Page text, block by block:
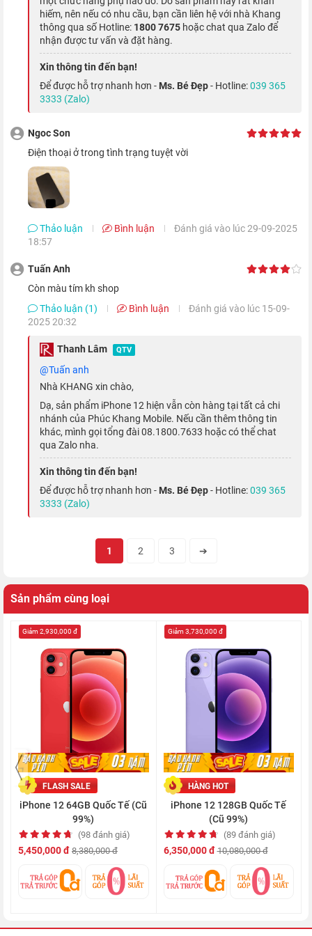
Năm ngoái, cụm camera của iPhone 11 đã nhận được rất
nhiều lời khen nhờ khả năng chụp đêm tốt. Đến iPhone 12
được tăng thêm 27%. Vì vậy, dù bạn chụp hình hay quay video
Quay video 4K HDR sắc nét và trọn vẹn
Giờ đây, bạn có thể quay video với chất lượng 4K HDR cùng
công nghệ Dolby Vision trên thế hệ iPhone 12 2020, màu sắc
và chi tiết sẽ được thể hiện trọn vẹn hơn bao giờ hết.
Siêu 5G nhanh hơn và thông minh hơn
iPhone 12 là chiếc smartphone đầu tiên của Nhà Táo được
trang bị công nghệ 5G, cho phép bạn tải về những bộ phim chất
lượng cao hay các ứng dụng nặng chỉ trong chớp mắt.
hiếm, nên nếu có nhu cầu, bạn cần liên hệ với nhà Khang
thông qua số Hotline: 1800 7675 hoặc chat qua Zalo để
nhận được tư vấn và đặt hàng.
Xin thông tin đến bạn!
Để được hỗ trợ nhanh hơn - Ms. Bé Đẹp- Hotline:039 365
3333 (Zalo)
Ngoc Son
điện thoại ở trong tình trạng tuyệt vời
Thảo luận Bình luận
Đánh giá vào lúc 29-09-2025
18:57
Tuấn Anh
còn màu tím kh shop
Thảo luận (1)
Bình luận
Đánh giá vào lúc 15-09-
2025 20:32
Thanh Lâm QTV
@Tuấn anh
Nhà KHANG xin chào,
Dạ, sản phẩm iPhone 12 hiện vẫn còn hàng tại tất cả chi
nhánh của Phúc Khang Mobile. Nếu cần thêm thông tin
khác, mình gọi tổng đài 08.1800.7633 hoặc có thể chat
qua Zalo nha.
Xin thông tin đến bạn!
Để được hỗ trợ nhanh hơn - Ms. Bé Đẹp- Hotline:039 365
3333 (Zalo)
1 2 3 ➔
Sản phẩm cùng loại
FLASH SALE
iPhone 12 64GB Quốc Tế (Cũ
99%)
(98 đánh giá)
5,450,000 đ 8,380,000 đ
Giảm 2,930,000 đ
HÀNG HOT
iPhone 12 128GB Quốc Tế
(Cũ 99%)
(89 đánh giá)
6,350,000 đ 10,080,000 đ
Giảm 3,730,000 đ